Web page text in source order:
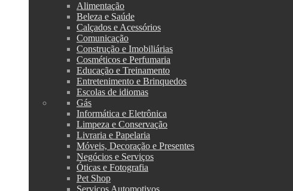
Alimentação
Beleza e Saúde
Calçados e Acessórios
Comunicação
Construção e Imobiliárias
Cosméticos e Perfumaria
Educação e Treinamento
Entretenimento e Brinquedos
Escolas de idiomas
Gás
Informática e Eletrônica
Limpeza e Conservação
Livraria e Papelaria
Móveis, Decoração e Presentes
Negócios e Serviços
Óticas e Fotografia
Pet Shop
Serviços Automotivos